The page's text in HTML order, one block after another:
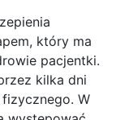
który ma
pacjentki.
kilka dni
W